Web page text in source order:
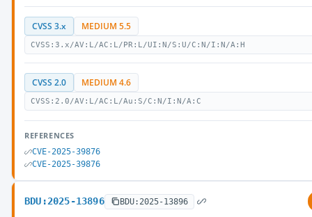
CVSS 3.x MEDIUM 5.5
CVSS:3.x/AV:L/AC:L/PR:L/UI:N/S:U/C:N/I:N/A:H
CVSS 2.0 MEDIUM 4.6
CVSS:2.0/AV:L/AC:L/Au:S/C:N/I:N/A:C
REFERENCES
CVE-2025-39876
CVE-2025-39876
BDU:2025-13896 BDU:2025-13896